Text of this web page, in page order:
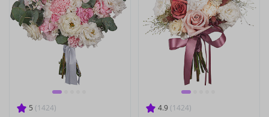
5 (1424) 4.9 (1424)